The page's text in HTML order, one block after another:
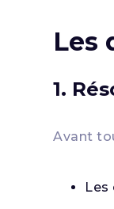
Les
1.
Avant
Les